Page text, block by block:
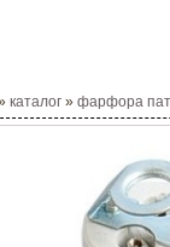
каталог » фарфора